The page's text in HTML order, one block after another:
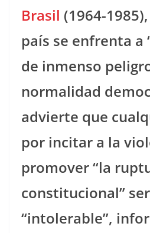
Brasil (1964-
país se enfrenta a
de inmenso
normalidad
advierte que
por incitar a la
promover “la
constitucional”
“intolerable”,